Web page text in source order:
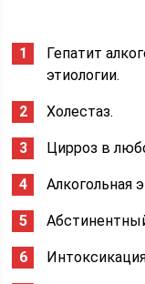
Гепатит
этиологии.
Холестаз.
Цирроз в
Алкогольная